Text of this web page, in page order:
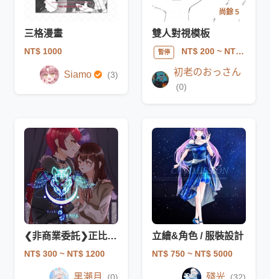
三格漫畫
NT$ 1000
Siamo (3)
尚餘 5
雙人對視模板
暫停 NT$ 200~ NT$ 600
初老のおっさん
(0)
❮非商業委託❯正比委託
NT$ 300 ~ NT$ 1200
黑瀨月
立繪&角色 / 服裝設計
NT$ 750 ~ NT$ 5000
殘光